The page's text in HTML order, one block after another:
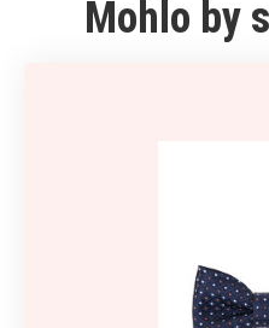
Mohlo by